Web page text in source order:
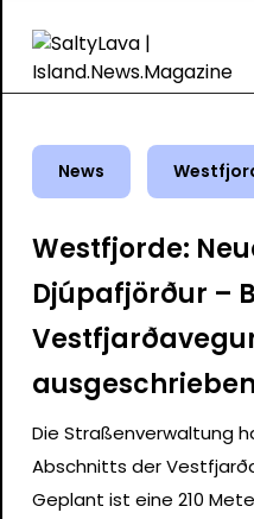
News
Westfjorde:
Djúpafjörður –
ausgeschrieben
Die Straßenverwaltung
Abschnitts der
Geplant ist eine 210